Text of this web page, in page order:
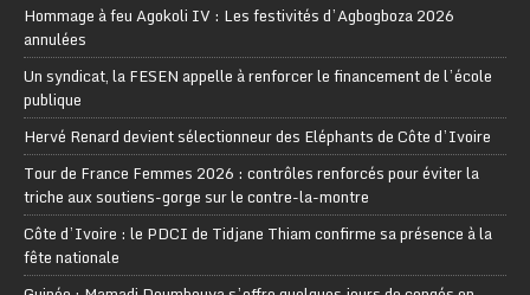
Hommage à feu Agokoli IV : Les festivités d’Agbogboza 2026
annulées
Un syndicat, la FESEN appelle à renforcer le financement de l’école
publique
Hervé Renard devient sélectionneur des Eléphants de Côte d’Ivoire
Tour de France Femmes 2026 : contrôles renforcés pour éviter la
triche aux soutiens-gorge sur le contre-la-montre
Côte d’Ivoire : le PDCI de Tidjane Thiam confirme sa présence à la
fête nationale